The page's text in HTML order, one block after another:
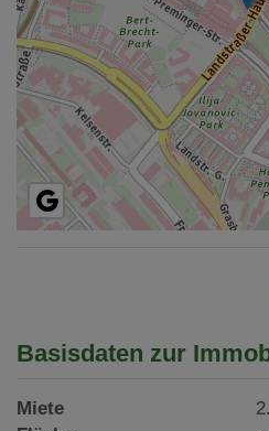
Basisdaten zur
Miete